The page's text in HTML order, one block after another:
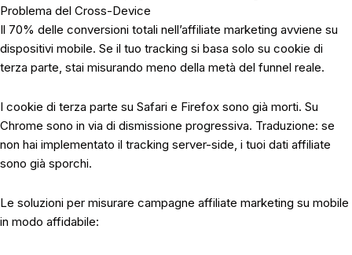
Problema del Cross-Device
Il 70% delle conversioni totali nell’affiliate marketing avviene su
dispositivi mobile. Se il tuo tracking si basa solo su cookie di
terza parte, stai misurando meno della metà del funnel reale.
I cookie di terza parte su Safari e Firefox sono già morti. Su
Chrome sono in via di dismissione progressiva. Traduzione: se
non hai implementato il tracking server-side, i tuoi dati affiliate
sono già sporchi.
Le soluzioni per misurare campagne affiliate marketing su mobile
in modo affidabile: